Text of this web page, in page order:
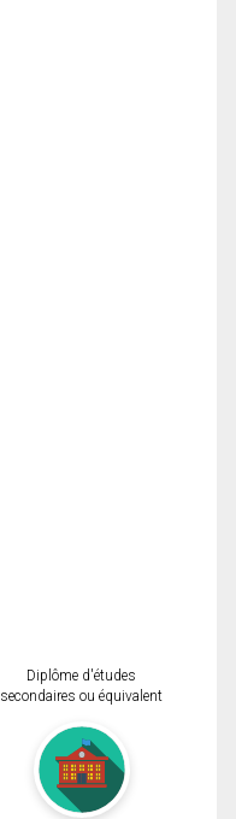
Diplôme d'études
secondaires ou équivalent